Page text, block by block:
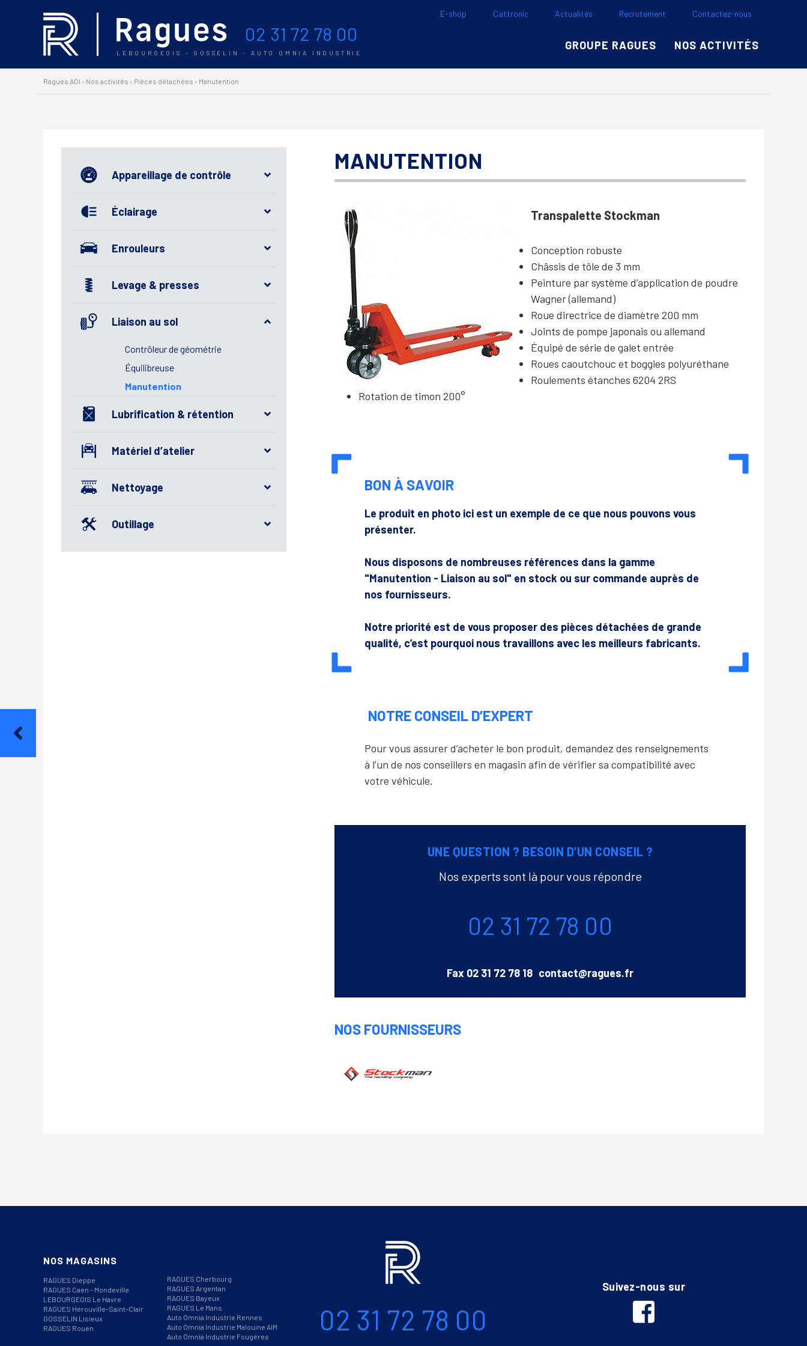
02 31 72 78 00
LEBOURGEOIS - GOSSELIN - AUTO OMNIA INDUSTRIE
E-shop Cattronic Actualités Recrutement Contactez-nous
GROUPE RAGUES NOS ACTIVITÉS
Ragues AOI › Nos activités › Pièces détachées › Manutention
Appareillage de contrôle
Éclairage
Enrouleurs
Levage & presses
Liaison au sol
Contrôleur de géométrie
Équilibreuse
Manutention
Lubrification & rétention
Matériel d’atelier
Nettoyage
Outillage
MANUTENTION
Transpalette Stockman
Conception robuste
Châssis de tôle de 3 mm
Peinture par système d’application de poudre
Wagner (allemand)
Roue directrice de diamètre 200 mm
Joints de pompe japonais ou allemand
Équipé de série de galet entrée
Roues caoutchouc et boggies polyuréthane
Roulements étanches 6204 2RS
Rotation de timon 200°
BON À SAVOIR
Le produit en photo ici est un exemple de ce que nous pouvons vous
présenter.
Nous disposons de nombreuses références dans la gamme
"Manutention - Liaison au sol" en stock ou sur commande auprès de
nos fournisseurs.
Notre priorité est de vous proposer des pièces détachées de grande
qualité, c’est pourquoi nous travaillons avec les meilleurs fabricants.
NOTRE CONSEIL D’EXPERT
Pour vous assurer d’acheter le bon produit, demandez des renseignements
à l’un de nos conseillers en magasin afin de vérifier sa compatibilité avec
votre véhicule.
UNE QUESTION ? BESOIN D’UN CONSEIL ?
Nos experts sont là pour vous répondre
02 31 72 78 00
Fax 02 31 72 78 18 Email
contact@ragues.fr
NOS FOURNISSEURS
Stockman
NOS MAGASINS
RAGUES Dieppe
RAGUES Caen – Mondeville
LEBOURGEOIS Le Havre
RAGUES Hérouville-Saint-Clair
GOSSELIN Lisieux
RAGUES Rouen
RAGUES Cherbourg
RAGUES Argentan
RAGUES Bayeux
RAGUES Le Mans
Auto Omnia Industrie Rennes
Auto Omnia Industrie Malouine AIM
Auto Omnia Industrie Fougères
02 31 72 78 00
Suivez-nous sur
facebook